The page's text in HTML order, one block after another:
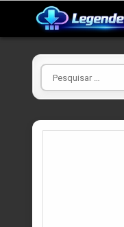
Pesquisar
por